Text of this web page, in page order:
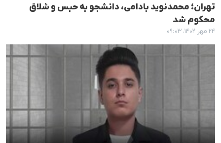
تهران؛ محمدنوید بادامی، دانشجو به حبس و شلاق
محکوم شد
۲۴ مهر ۱۴۰۲، ۰۹:۰۳